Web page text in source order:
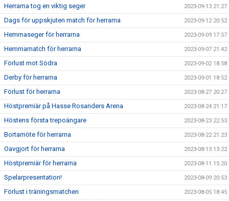
Herrarna tog en viktig seger 2023-09-13 21:27
Dags för uppskjuten match för herrarna 2023-09-12 20:52
Hemmaseger för herrarna 2023-09-09 17:57
Hemmamatch för herrarna 2023-09-07 21:42
Förlust mot Södra 2023-09-02 18:58
Derby för herrarna 2023-09-01 18:52
Förlust för herrarna 2023-08-27 20:27
Höstpremiär på Hasse Rosanders Arena 2023-08-24 21:17
Höstens första trepoängare 2023-08-23 22:53
Bortamöte för herrarna 2023-08-22 21:23
Oavgjort för herrarna 2023-08-13 13:22
Höstpremiär för herrarna 2023-08-11 15:20
Spelarpresentation! 2023-08-09 20:53
Förlust i träningsmatchen 2023-08-05 18:45